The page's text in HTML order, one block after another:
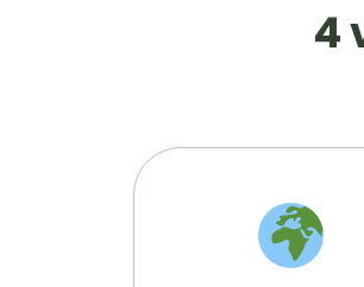
4